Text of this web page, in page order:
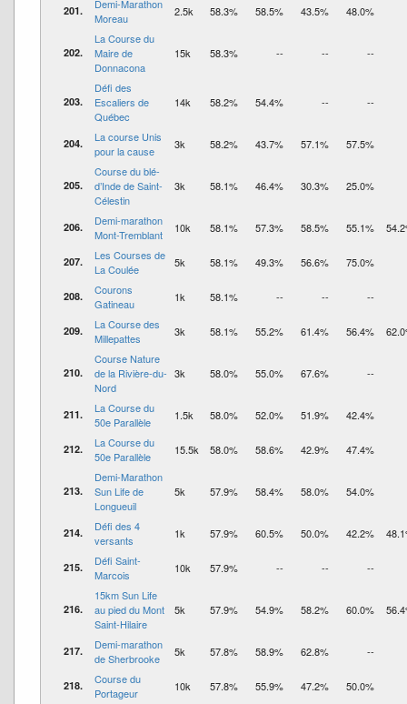
201.
Demi-Marathon
Moreau
2.5k 58.3% 58.5% 43.5% 48.0%
202.
La Course du
Maire de
Donnacona
15k 58.3% -- -- --
203.
Défi des
Escaliers de
Québec
14k 58.2% 54.4% -- --
204.
La course Unis
pour la cause
3k 58.2% 43.7% 57.1% 57.5%
205.
Course du blé-
d’Inde de Saint-
Célestin
3k 58.1% 46.4% 30.3% 25.0%
206.
Demi-marathon
Mont-Tremblant
10k 58.1% 57.3% 58.5% 55.1%
207.
Les Courses de
La Coulée
5k 58.1% 49.3% 56.6% 75.0%
208.
Courons
Gatineau
1k 58.1% -- -- --
209.
La Course des
Millepattes
3k 58.1% 55.2% 61.4% 56.4%
210.
Course Nature
de la Rivière-du-
Nord
3k 58.0% 55.0% 67.6% --
211.
La Course du
50e Parallèle
1.5k 58.0% 52.0% 51.9% 42.4%
212.
La Course du
50e Parallèle
15.5k 58.0% 58.6% 42.9% 47.4%
213.
Demi-Marathon
Sun Life de
Longueuil
5k 57.9% 58.4% 58.0% 54.0%
214.
Défi des 4
versants
1k 57.9% 60.5% 50.0% 42.2%
215.
Défi Saint-
Marcois
10k 57.9% -- -- --
216.
15km Sun Life
au pied du Mont
Saint-Hilaire
5k 57.9% 54.9% 58.2% 60.0%
217.
Demi-marathon
de Sherbrooke
5k 57.8% 58.9% 62.8% --
218.
Course du
Portageur
10k 57.8% 55.9% 47.2% 50.0%